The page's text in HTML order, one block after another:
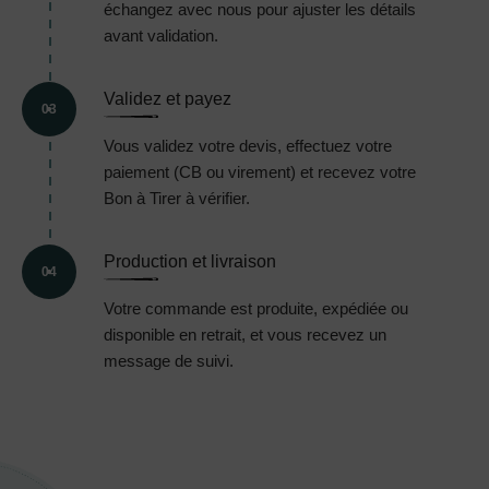
échangez avec nous pour ajuster les détails
avant validation.
03
Validez et payez
Vous validez votre devis, effectuez votre
paiement (CB ou virement) et recevez votre
Bon à Tirer à vérifier.
04
Production et livraison
Votre commande est produite, expédiée ou
disponible en retrait, et vous recevez un
message de suivi.